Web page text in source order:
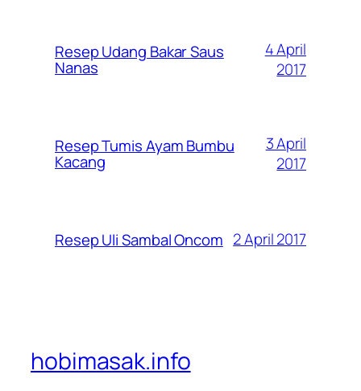
Resep Udang Bakar Saus
Nanas
4 April
2017
Resep Tumis Ayam Bumbu
Kacang
3 April
2017
Resep Uli Sambal Oncom 2 April 2017
hobimasak.info